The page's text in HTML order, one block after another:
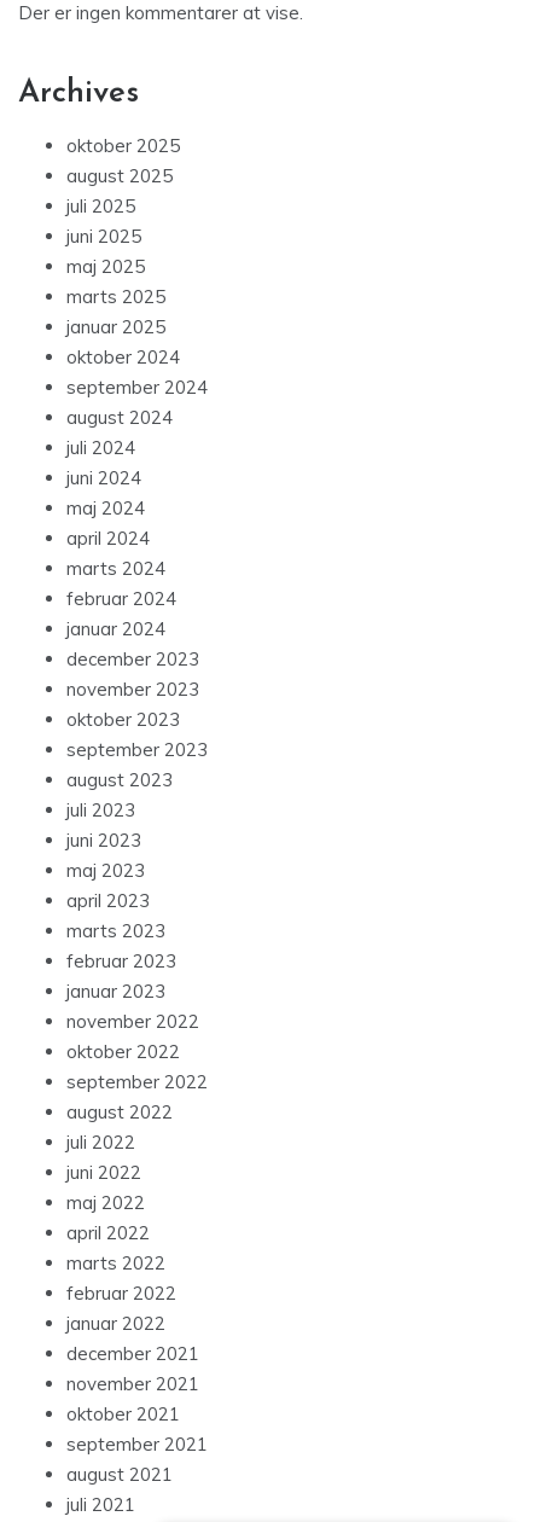
Der er ingen kommentarer at vise.
Archives
oktober 2025
august 2025
juli 2025
juni 2025
maj 2025
marts 2025
januar 2025
oktober 2024
september 2024
august 2024
juli 2024
juni 2024
maj 2024
april 2024
marts 2024
februar 2024
januar 2024
december 2023
november 2023
oktober 2023
september 2023
august 2023
juli 2023
juni 2023
maj 2023
april 2023
marts 2023
februar 2023
januar 2023
november 2022
oktober 2022
september 2022
august 2022
juli 2022
juni 2022
maj 2022
april 2022
marts 2022
februar 2022
januar 2022
december 2021
november 2021
oktober 2021
september 2021
august 2021
juli 2021